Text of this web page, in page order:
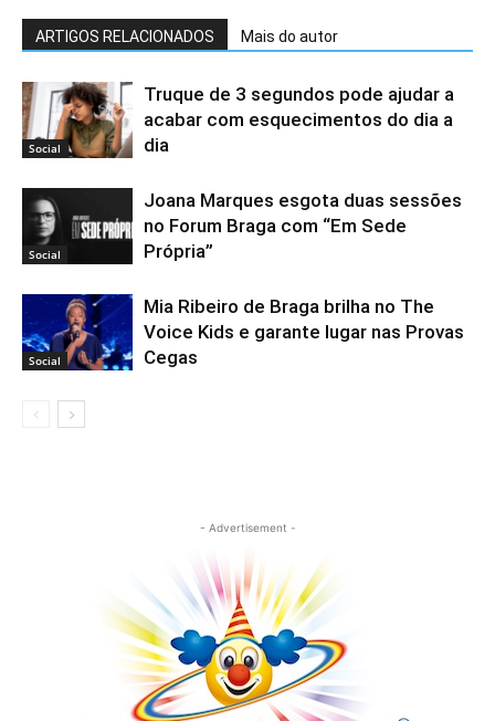
ARTIGOS RELACIONADOS Mais do autor
Social
Truque de 3 segundos pode ajudar a
acabar com esquecimentos do dia a
dia
Social
Joana Marques esgota duas sessões
no Forum Braga com “Em Sede
Própria”
Social
Mia Ribeiro de Braga brilha no The
Voice Kids e garante lugar nas Provas
Cegas
- Advertisement -